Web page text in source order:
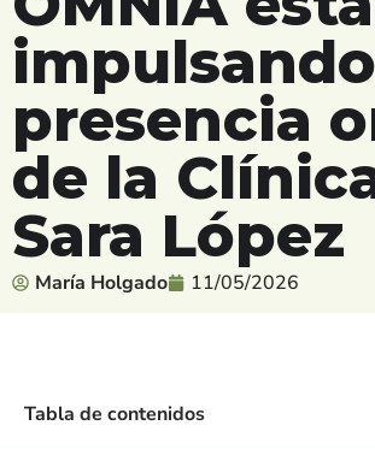
presencia
de la
Sara López
María Holgado 11/05/2026
Tabla de contenidos